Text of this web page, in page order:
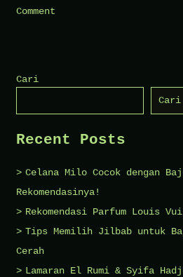
Comment
Brand
Prancis
Cari
Cari
Recent Posts
Celana Milo Cocok dengan
Rekomendasinya!
Rekomendasi Parfum Louis
Tips Memilih Jilbab untuk
Cerah
Lamaran El Rumi & Syifa